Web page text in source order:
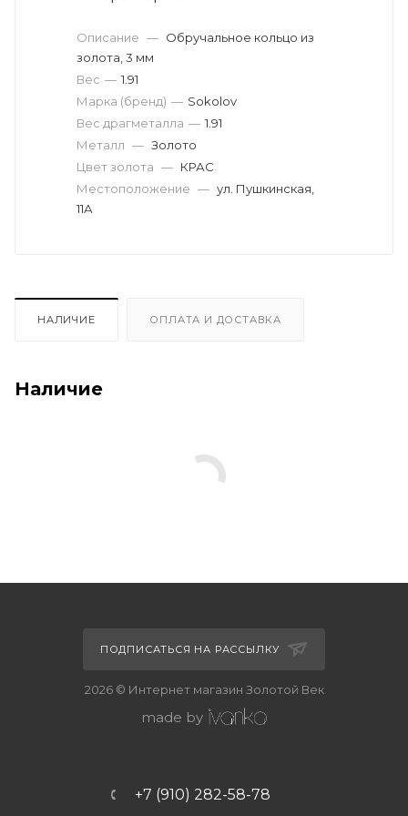
Описание — Обручальное кольцо из
золота, 3 мм
Вес драгметалла — 1.91
Марка (бренд) — Sokolov
Вес — 1.91
Металл — Золото
Цвет золота — КРАС
Местоположение — ул. Пушкинская,
11А
НАЛИЧИЕ ОПЛАТА И ДОСТАВКА
Наличие
ПОДПИСАТЬСЯ НА РАССЫЛКУ
2026 © Интернет магазин Золотой Век
made by
+7 (910) 282-58-78